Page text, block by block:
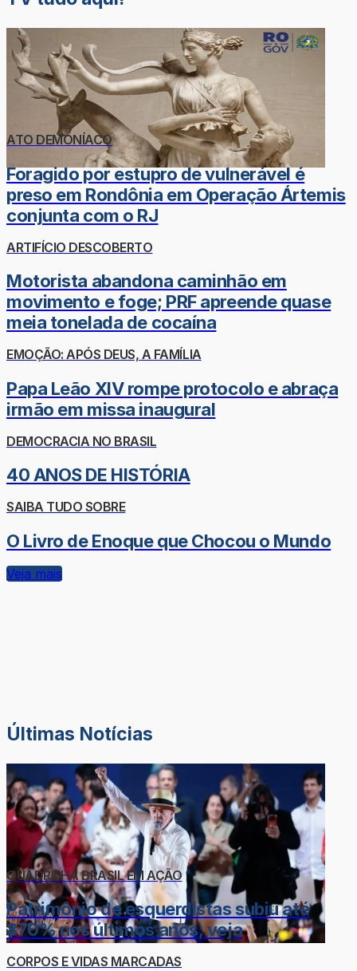
ATO DEMONÍACO
Foragido por estupro de vulnerável é
preso em Rondônia em Operação Ártemis
conjunta com o RJ
ARTIFÍCIO DESCOBERTO
Motorista abandona caminhão em
movimento e foge; PRF apreende quase
meia tonelada de cocaína
EMOÇÃO: APÓS DEUS, A FAMÍLIA
Papa Leão XIV rompe protocolo e abraça
irmão em missa inaugural
DEMOCRACIA NO BRASIL
40 ANOS DE HISTÓRIA
SAIBA TUDO SOBRE
O Livro de Enoque que Chocou o Mundo
Veja mais
Últimas Notícias
QUADRILHA BRASIL EM AÇÃO
Patrimônio de esquerdistas subiu até
870% nos últimos anos; veja
CORPOS E VIDAS MARCADAS